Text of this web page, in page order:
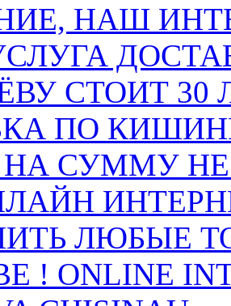
НАШ
СТОИТ 30
ПО
СУММУ НЕ
ЛЮБЫЕ
! ONLINE